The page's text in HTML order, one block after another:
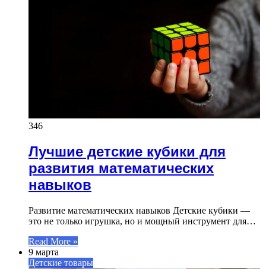
346
Лучшие детские кубики для
развития математических
навыков
Развитие математических навыков Детские кубики —
это не только игрушка, но и мощный инструмент для…
Read More »
9 марта
Детские товары